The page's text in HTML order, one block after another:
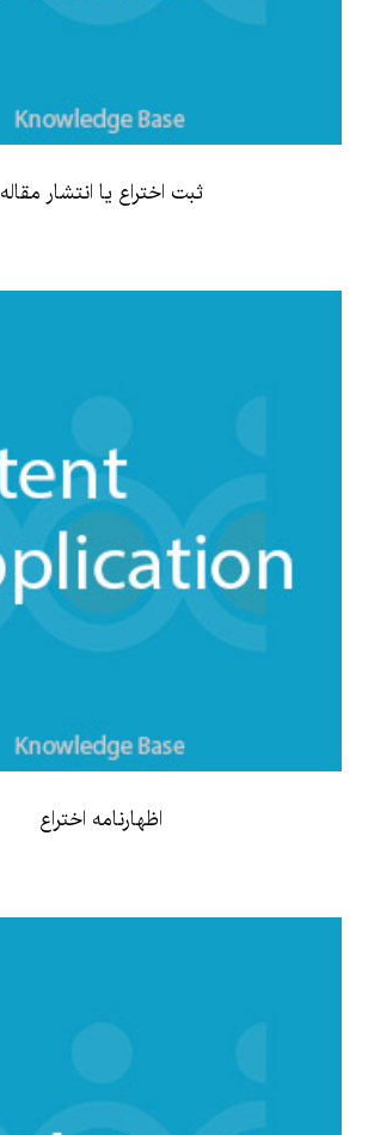
ثبت اختراع یا انتشار مقاله
اظهارنامه اختراع